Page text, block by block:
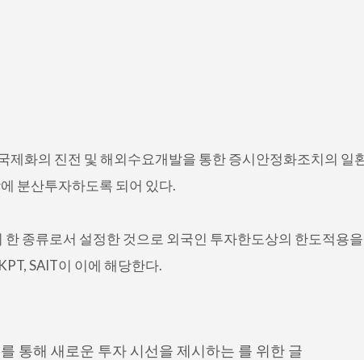
제화의 진전 및 해외수요개발을 통한 증시안정화조치의 일
분산투자하도록 되어 있다.
종류로서 설정한 것으로 외국인 투자한도상의 한도적용
SAIT이 이에 해당한다.
통해 새로운 투자 시선을 제시하는 를 위한 글